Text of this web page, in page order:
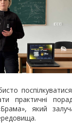
практичні
який